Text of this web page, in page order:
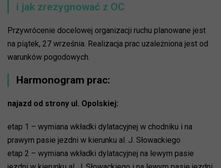
i jak zrezygnować z OC
Przywrócenie docelowej organizacji ruchu planowane jest
na piątek, 27 września. Realizacja prac uzależniona jest od
warunków pogodowych.
Harmonogram prac:
najazd od strony ul. Opolskiej:
etap 1 – wymiana wkładki dylatacyjnej w chodniku i na
prawym pasie jezdni w kierunku al. J. Słowackiego
etap 2 – wymiana wkładki dylatacyjnej na lewym pasie